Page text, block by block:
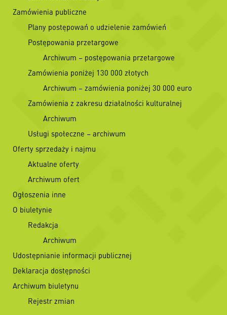
Zamówienia publiczne
Plany postępowań o udzielenie zamówień
Postępowania przetargowe
Archiwum – postępowania przetargowe
Zamówienia poniżej 130 000 złotych
Archiwum – zamówienia poniżej 30 000 euro
Zamówienia z zakresu działalności kulturalnej
Archiwum
Usługi społeczne – archiwum
Oferty sprzedaży i najmu
Aktualne oferty
Archiwum ofert
Ogłoszenia inne
O biuletynie
Redakcja
Archiwum
Udostępnianie informacji publicznej
Deklaracja dostępności
Archiwum biuletynu
Rejestr zmian